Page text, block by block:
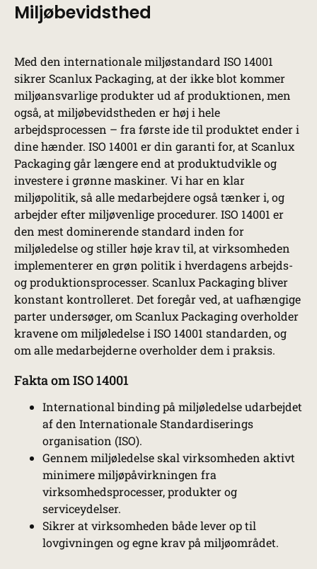
Miljøbevidsthed
Med den internationale miljøstandard ISO 14001
sikrer Scanlux Packaging, at der ikke blot kommer
miljøansvarlige produkter ud af produktionen, men
også, at miljøbevidstheden er høj i hele
arbejdsprocessen – fra første ide til produktet ender i
dine hænder. ISO 14001 er din garanti for, at Scanlux
Packaging går længere end at produktudvikle og
investere i grønne maskiner. Vi har en klar
miljøpolitik, så alle medarbejdere også tænker i, og
arbejder efter miljøvenlige procedurer. ISO 14001 er
den mest dominerende standard inden for
miljøledelse og stiller høje krav til, at virksomheden
implementerer en grøn politik i hverdagens arbejds-
og produktionsprocesser. Scanlux Packaging bliver
konstant kontrolleret. Det foregår ved, at uafhængige
parter undersøger, om Scanlux Packaging overholder
kravene om miljøledelse i ISO 14001 standarden, og
om alle medarbejderne overholder dem i praksis.
Fakta om ISO 14001
International binding på miljøledelse udarbejdet
af den Internationale Standardiserings
organisation (ISO).
Gennem miljøledelse skal virksomheden aktivt
minimere miljøpåvirkningen fra
virksomhedsprocesser, produkter og
serviceydelser.
Sikrer at virksomheden både lever op til
lovgivningen og egne krav på miljøområdet.